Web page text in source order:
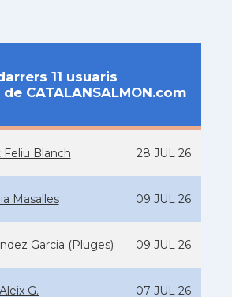
11 usuaris
CATALANSALMON.com
Feliu Blanch 28 JUL 26
Masalles 09 JUL 26
Garcia (Pluges) 09 JUL 26
Aleix G. 07 JUL 26